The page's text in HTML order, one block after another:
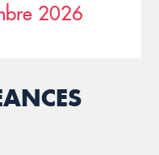
2026